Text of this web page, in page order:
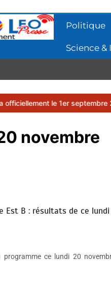
Politique
Science
1er septembre 2026
novembre
Est B : résultats de ce
programme ce lundi 20